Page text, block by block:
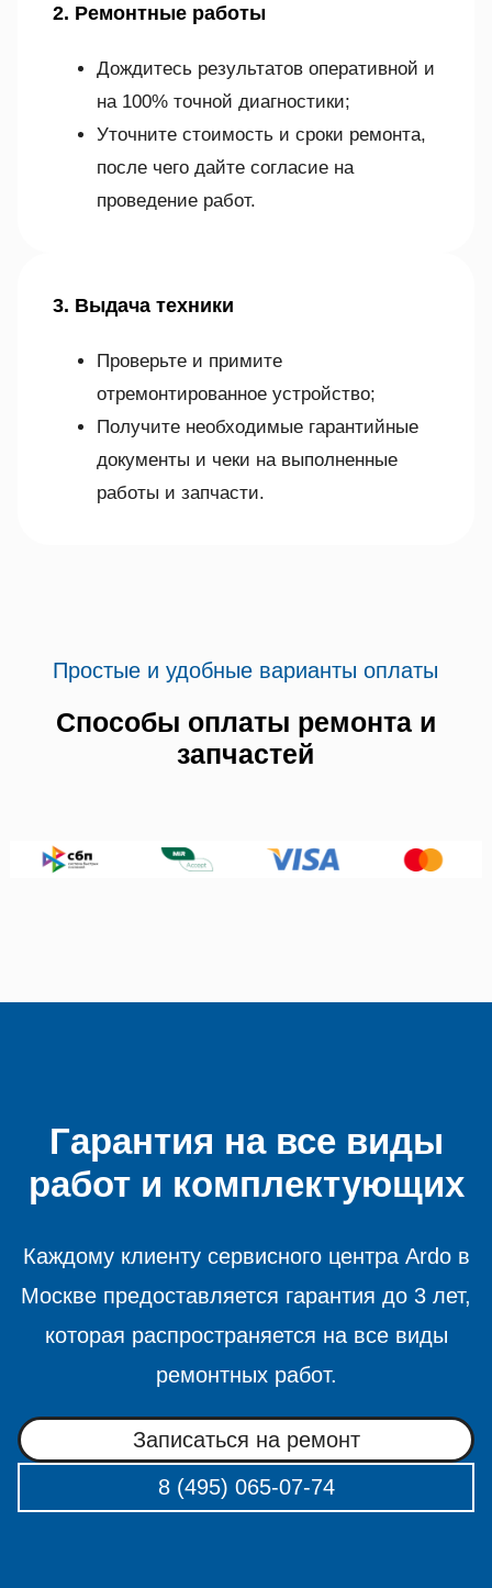
2. Ремонтные работы
Дождитесь результатов оперативной и
на 100% точной диагностики;
Уточните стоимость и сроки ремонта,
после чего дайте согласие на
проведение работ.
3. Выдача техники
Проверьте и примите
отремонтированное устройство;
Получите необходимые гарантийные
документы и чеки на выполненные
работы и запчасти.
Простые и удобные варианты оплаты
Способы оплаты ремонта и
запчастей
Гарантия на все виды
работ и комплектующих
Каждому клиенту сервисного центра Ardo в
Москве предоставляется гарантия до 3 лет,
которая распространяется на все виды
ремонтных работ.
Записаться на ремонт
8 (495) 065-07-74